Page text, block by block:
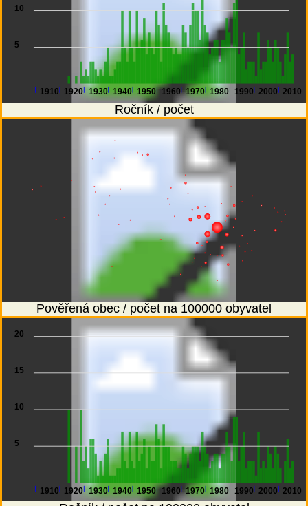
1910 1920 1930 1940 1950 1960 1970 1980 1990 2000 2010
5
10
Ročník / počet
Pověřená obec / počet na 100000 obyvatel
1910 1920 1930 1940 1950 1960 1970 1980 1990 2000 2010
5
10
15
20